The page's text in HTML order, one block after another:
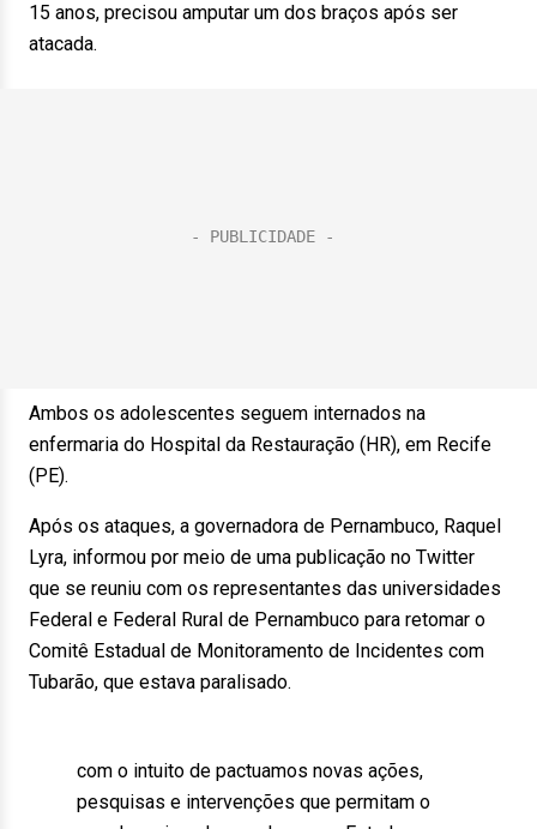
15 anos, precisou amputar um dos braços após ser
atacada.
Ambos os adolescentes seguem internados na
enfermaria do Hospital da Restauração (HR), em Recife
(PE).
Após os ataques, a governadora de Pernambuco, Raquel
Lyra, informou por meio de uma publicação no Twitter
que se reuniu com os representantes das universidades
Federal e Federal Rural de Pernambuco para retomar o
Comitê Estadual de Monitoramento de Incidentes com
Tubarão, que estava paralisado.
com o intuito de pactuamos novas ações,
pesquisas e intervenções que permitam o